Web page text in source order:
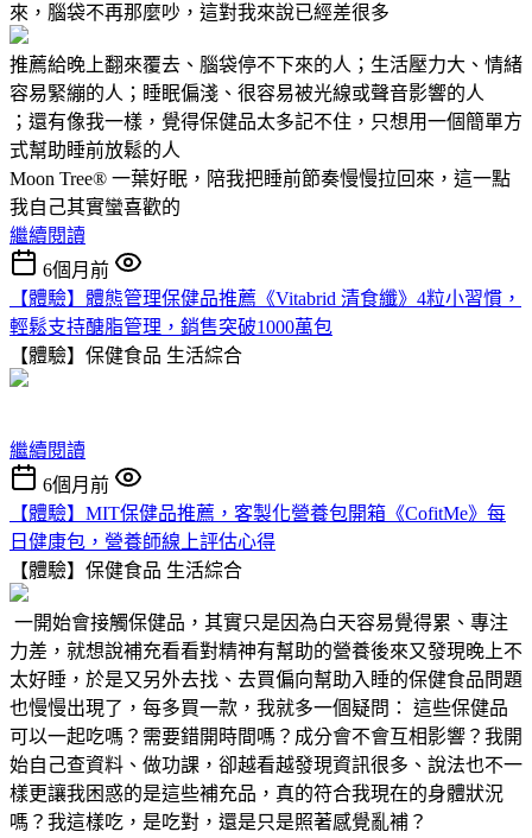
來，腦袋不再那麼吵，這對我來說已經差很多
推薦給晚上翻來覆去、腦袋停不下來的人；生活壓力大、情緒
容易緊繃的人；睡眠偏淺、很容易被光線或聲音影響的人
；還有像我一樣，覺得保健品太多記不住，只想用一個簡單方
式幫助睡前放鬆的人
Moon Tree® 一葉好眠，陪我把睡前節奏慢慢拉回來，這一點
我自己其實蠻喜歡的
繼續閱讀
6個月前
【體驗】體態管理保健品推薦《Vitabrid 清食纖》4粒小習慣，
輕鬆支持醣脂管理，銷售突破1000萬包
【體驗】保健食品 生活綜合
繼續閱讀
6個月前
【體驗】MIT保健品推薦，客製化營養包開箱《CofitMe》每
日健康包，營養師線上評估心得
【體驗】保健食品 生活綜合
一開始會接觸保健品，其實只是因為白天容易覺得累、專注
力差，就想說補充看看對精神有幫助的營養後來又發現晚上不
太好睡，於是又另外去找、去買偏向幫助入睡的保健食品問題
也慢慢出現了，每多買一款，我就多一個疑問： 這些保健品
可以一起吃嗎？需要錯開時間嗎？成分會不會互相影響？我開
始自己查資料、做功課，卻越看越發現資訊很多、說法也不一
樣更讓我困惑的是這些補充品，真的符合我現在的身體狀況
嗎？我這樣吃，是吃對，還是只是照著感覺亂補？